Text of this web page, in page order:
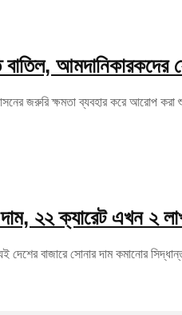
বাতিল, আমদানিকারকদের
জরুরি ক্ষমতা ব্যবহার করে আরোপ
২২ ক্যারেট এখন ২
দেশের বাজারে সোনার দাম কমানোর